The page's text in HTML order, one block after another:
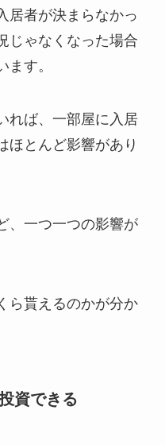
居者が決まらなかっ
じゃなくなった場合
す。
れば、一部屋に入居
ほとんど影響があり
、一つ一つの影響が
ら貰えるのかが分か
資できる